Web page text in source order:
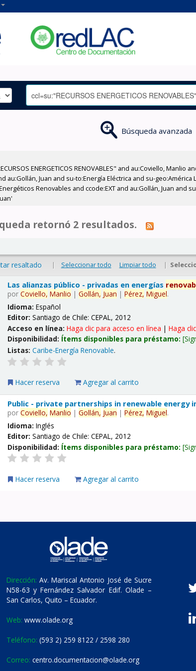
Búsqueda avanzada
ENERGETICOS RENOVABLES" and au:Coviello,
au:Gollán, Juan and su-to:Energía Eléctrica and su-
Renovables and ccode:EXT and au:Gollán, Juan and
retornó 2 resultados.
resaltado | Seleccionar todo Limpiar todo |
Las alianzas público - privadas en energías
porCoviello, Manlio |Gollán, Juan |Pérez, Miguel.
Idioma:Español
Editor:Santiago de Chile: CEPAL, 2012
Acceso en línea:Haga clic para acceso en línea |Haga
Disponibilidad: Ítems disponibles para préstamo:
Listas: Caribe-Energía Renovable.
Hacer reserva Agregar al carrito
Public - private partnerships in renewable energy
porCoviello, Manlio |Gollán, Juan |Pérez, Miguel.
Idioma:Inglés
Editor:Santiago de Chile: CEPAL, 2012
Disponibilidad: Ítems disponibles para préstamo:
Hacer reserva Agregar al carrito
Dirección: Av. Mariscal Antonio José de Sucre
N58-63 y Fernández Salvador Edif. Olade –
San Carlos, Quito – Ecuador.
Web: www.olade.org
Teléfono: (593 2) 259 8122 / 2598 280
Correo: centro.documentacion@olade.org